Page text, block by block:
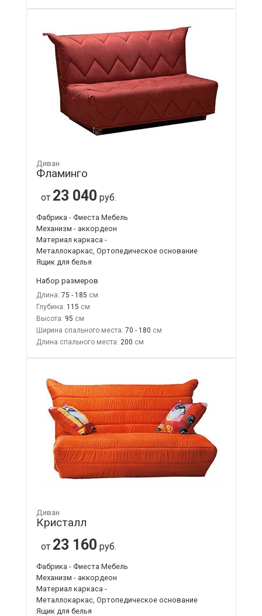
Диван
Фламинго
от 23 040 руб.
Фабрика - Фиеста Мебель
Механизм - аккордеон
Материал каркаса -
Металлокаркас, Ортопедическое основание
Ящик для белья
Набор размеров
Длина: 75 - 185
Глубина: 115
Высота: 95
Ширина спального места: 70 - 180
Длина спального места: 200
Диван
Кристалл
от 23 160 руб.
Фабрика - Фиеста Мебель
Механизм - аккордеон
Материал каркаса -
Металлокаркас, Ортопедическое основание
Ящик для белья